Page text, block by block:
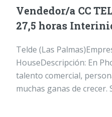
Vendedor/a CC
27,5 horas
Telde (Las
HouseDescripción: En
talento comercial,
muchas ganas de crecer.